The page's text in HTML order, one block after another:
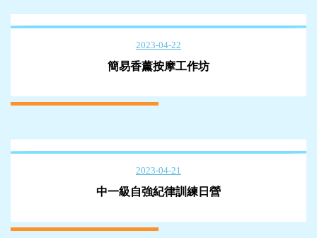
2023-04-22
簡易香薰按摩工作坊
2023-04-21
中一級自強紀律訓練日營